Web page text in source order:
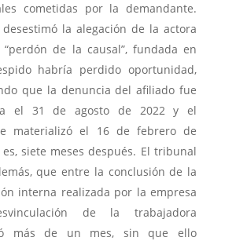
cometidas por la demandante.
desestimó la alegación de la actora
de la causal”, fundada en
habría perdido oportunidad,
que la denuncia del afiliado fue
el 31 de agosto de 2022 y el
materializó el 16 de febrero de
es, siete meses después. El tribunal
que entre la conclusión de la
interna realizada por la empresa
de la trabajadora
más de un mes, sin que ello